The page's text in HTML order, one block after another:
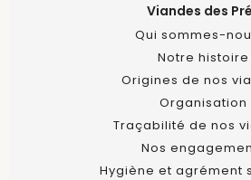
Viandes des
Qui sommes-
Notre histoire
Origines de nos
Organisation
Traçabilité de nos
Nos
Hygiène et agrément